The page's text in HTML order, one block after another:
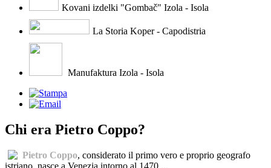
Kovani izdelki "Gombač" Izola - Isola
La Storia Koper - Capodistria
Manufaktura Izola - Isola
Chi era Pietro Coppo?
Pietro Coppo, considerato il primo vero e proprio geografo
istriano, nasce a Venezia intorno al 1470 ...